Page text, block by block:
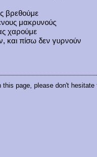
βρεθούμε
μακρυνούς
χαρούμε
και πίσω δεν γυρνούν
this page, please don't